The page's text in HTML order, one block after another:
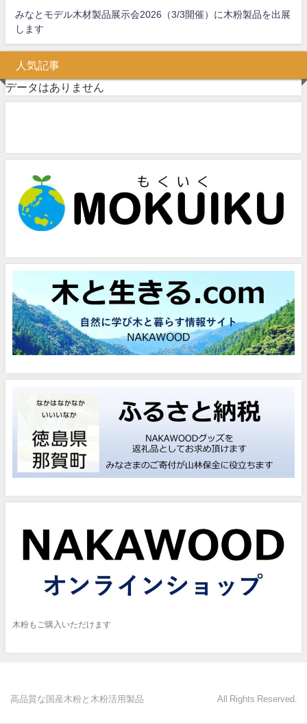
みなとモデル木材製品展示会2026（3/3開催）に木粉製品を出展
します
人気記事
データはありません
木粉もご購入いただけます
高品質な国産木粉と木粉活用製品 All Rights Reserved.